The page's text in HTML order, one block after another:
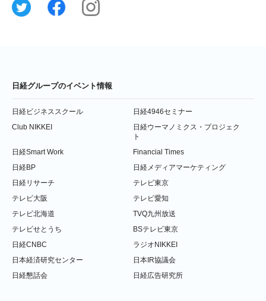
日経グループのイベント情報
日経ビジネススクール
日経4946セミナー
Club NIKKEI
日経ウーマノミクス・プロジェク
ト
日経Smart Work
Financial Times
日経BP
日経メディアマーケティング
日経リサーチ
テレビ東京
テレビ大阪
テレビ愛知
テレビ北海道
TVQ九州放送
テレビせとうち
BSテレビ東京
日経CNBC
ラジオNIKKEI
日本経済研究センター
日本IR協議会
日経懇話会
日経広告研究所